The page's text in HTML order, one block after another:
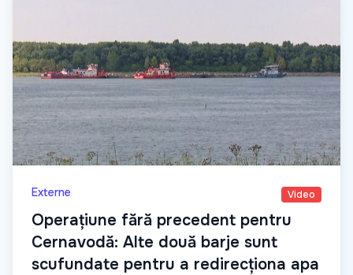
Externe Video
Operațiune fără precedent pentru
Cernavodă: Alte două barje sunt
scufundate pentru a redirecționa apa